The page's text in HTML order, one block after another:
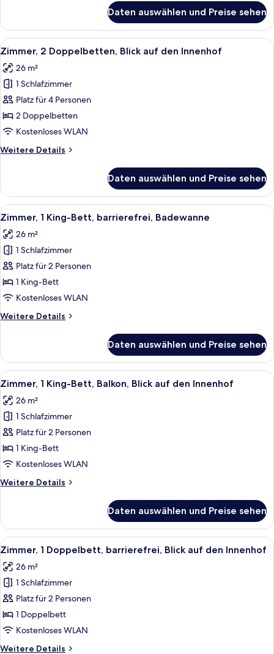
1 King-
Bett,
barrierefrei
Daten auswählen und Preise sehen
Alle
Fotos
für
Zimmer,
2 Doppelbetten,
Blick
auf
Innenhof
Ein Hotelzimmer mit zwei Betten,
5
Zimmer, 2 Doppelbetten, Blick auf den Innenhof
26 m²
1 Schlafzimmer
Platz für 4 Personen
2 Doppelbetten
Kostenloses WLAN
Weitere Details
Weitere
2 Doppelbetten,
Blick
auf
Innenhof
Daten auswählen und Preise sehen
Alle
Fotos
für
Zimmer,
1 King-
Bett,
barrierefrei,
anzeigen
Ein Hotelzimmer mit einem großen
5
Zimmer, 1 King-Bett, barrierefrei, Badewanne
26 m²
1 Schlafzimmer
Platz für 2 Personen
1 King-Bett
Kostenloses WLAN
Weitere Details
Weitere
1 King-
Bett,
barrierefrei,
Daten auswählen und Preise sehen
Alle
Fotos
für
Zimmer,
1 King-
Bett,
Balkon,
auf
anzeigen
Ein Hotelzimmer mit einem großen
5
Zimmer, 1 King-Bett, Balkon, Blick auf den Innenhof
26 m²
1 Schlafzimmer
Platz für 2 Personen
1 King-Bett
Kostenloses WLAN
Weitere Details
Weitere
1 King-
Bett,
Balkon,
auf
den
Innenhof
Daten auswählen und Preise sehen
Alle
Fotos
für
Zimmer,
1
Doppelbett,
barrierefrei,
Ein Hotelzimmer mit einem Bett,
5
Zimmer, 1 Doppelbett, barrierefrei, Blick auf den Innenhof
26 m²
1 Schlafzimmer
Platz für 2 Personen
1 Doppelbett
Kostenloses WLAN
Weitere Details
Weitere